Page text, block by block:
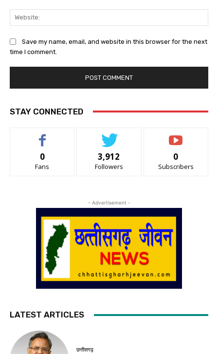
Save my name, email, and website in this browser for the next
time I comment.
STAY CONNECTED
0
Fans
3,912
Followers
0
Subscribers
- Advertisement -
LATEST ARTICLES
छत्तीसगढ़